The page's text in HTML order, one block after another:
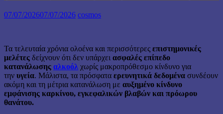
07/07/202607/07/2026 cosmos
Τα τελευταία χρόνια ολοένα και περισσότερες επιστημονικές
μελέτες δείχνουν ότι δεν υπάρχει ασφαλές επίπεδο
κατανάλωσης αλκοόλ χωρίς μακροπρόθεσμο κίνδυνο για
την υγεία. Μάλιστα, τα πρόσφατα ερευνητικά δεδομένα συνδέουν
ακόμη και τη μέτρια κατανάλωση με αυξημένο κίνδυνο
εμφάνισης καρκίνου, εγκεφαλικών βλαβών και πρόωρου
θανάτου.